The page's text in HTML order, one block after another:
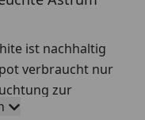
ist nachhaltig
verbraucht nur
zur
mit einem Kabel